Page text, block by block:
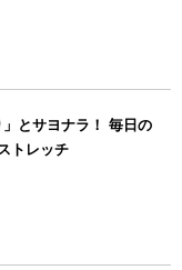
とサヨナラ！ 毎日の
トレッチ